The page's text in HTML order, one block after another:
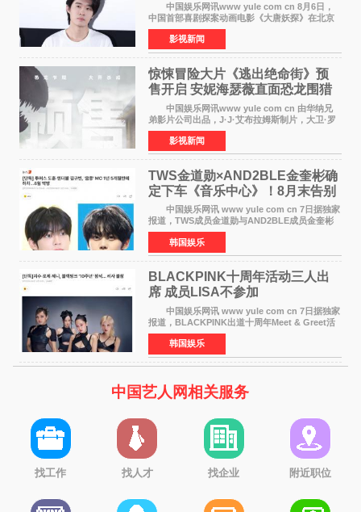
中国娱乐网讯www yule com cn 8月6日，
中国首部喜剧探案动画电影《大唐妖探》在北京
举办电影首映礼。导演程腾、联合导演黄珉、总
制片人曹紫建、制片人李莹莹，配音导演张喆，
对白指导程寅，领
影视新闻
惊悚冒险大片《逃出绝命街》预
售开启 安妮海瑟薇直面恐龙围猎
中国娱乐网讯www yule com cn 由华纳兄
弟影片公司出品，J·J·艾布拉姆斯制片，大卫·罗
伯特·米切尔执导，好莱坞巨星安妮·海瑟薇和伊万
·麦克格雷格领衔主演的2026暑期惊悚冒险大片
《逃出绝
影视新闻
TWS金道勋×AND2BLE金奎彬确
定下车《音乐中心》！8月末告别
MC席位
中国娱乐网讯 www yule com cn 7日据独家
报道，TWS成员金道勋与AND2BLE成员金奎彬
将于8月离开《音乐中心》MC的位置。 金道
勋与金奎彬于去年3月与H2H A-NA一起被选为
《音乐中心》MC，约1
韩国娱乐
BLACKPINK十周年活动三人出
席 成员LISA不参加
中国娱乐网讯 www yule com cn 7日据独家
报道，BLACKPINK出道十周年Meet & Greet活
动将由智秀、ROS&Eacute;、JENNIE出席，
LISA将缺席。 此前BLACKPINK所属社YG并
未为组合出道十周年做
韩国娱乐
中国艺人网相关服务
找工作 找人才 找企业 附近职位